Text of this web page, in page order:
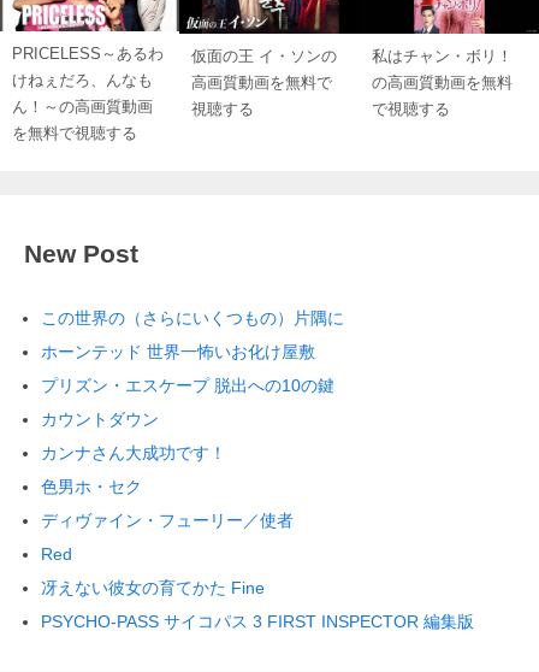
PRICELESS～あるわ
けねぇだろ、んなも
ん！～の高画質動画
を無料で視聴する
仮面の王 イ・ソンの
高画質動画を無料で
視聴する
私はチャン・ボリ！
の高画質動画を無料
で視聴する
New Post
この世界の（さらにいくつもの）片隅に
ホーンテッド 世界一怖いお化け屋敷
プリズン・エスケープ 脱出への10の鍵
カウントダウン
カンナさん大成功です！
色男ホ・セク
ディヴァイン・フューリー／使者
Red
冴えない彼女の育てかた Fine
PSYCHO-PASS サイコパス 3 FIRST INSPECTOR 編集版